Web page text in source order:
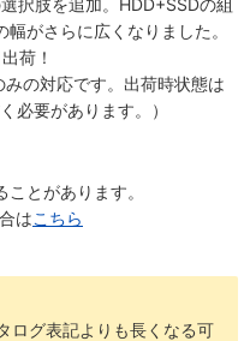
がさらに広くなりました。
荷！
の対応です。出荷時状態は
必要があります。）
とがあります。
はこちら
ログ表記よりも長くなる可